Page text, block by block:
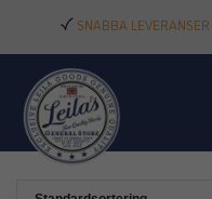
SNABBA LEVERANSER